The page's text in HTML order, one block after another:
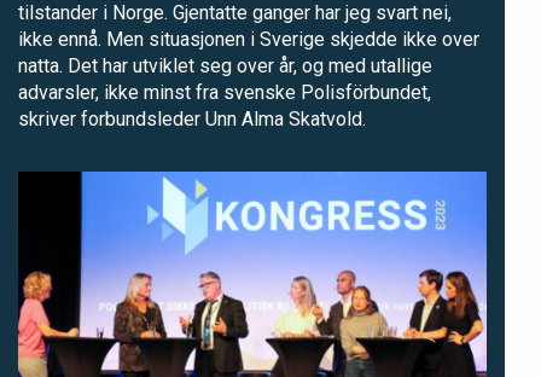
tilstander i Norge. Gjentatte ganger har jeg svart nei,
ikke ennå. Men situasjonen i Sverige skjedde ikke over
natta. Det har utviklet seg over år, og med utallige
advarsler, ikke minst fra svenske Polisförbundet,
skriver forbundsleder Unn Alma Skatvold.